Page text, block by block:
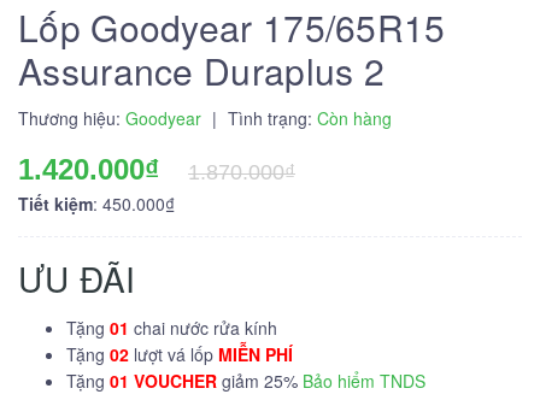
Lốp Goodyear 175/65R15
Assurance Duraplus 2
Thương hiệu: Goodyear | Tình trạng: Còn hàng
1.420.000₫
1.870.000₫
Tiết kiệm: 450.000₫
ƯU ĐÃI
Tặng 01 chai nước rửa kính
Tặng 02 lượt vá lốp MIỄN PHÍ
Tặng 01 VOUCHER giảm 25% Bảo hiểm TNDS